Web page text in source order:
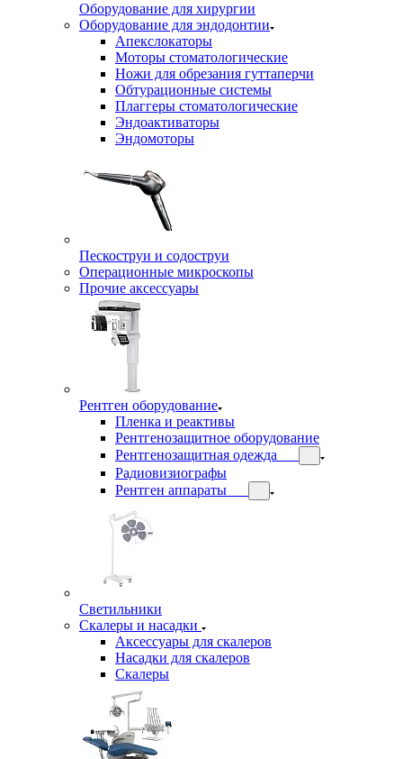
Оборудование для хирургии
Оборудование для эндодонтии
Апекслокаторы
Моторы стоматологические
Ножи для обрезания гуттаперчи
Обтурационные системы
Плаггеры стоматологические
Эндоактиваторы
Эндомоторы
Пескоструи и содоструи
Операционные микроскопы
Прочие аксессуары
Рентген оборудование
Пленка и реактивы
Рентгенозащитное оборудование
Рентгенозащитная одежда
Радиовизиографы
Рентген аппараты
Светильники
Скалеры и насадки
Аксессуары для скалеров
Насадки для скалеров
Скалеры